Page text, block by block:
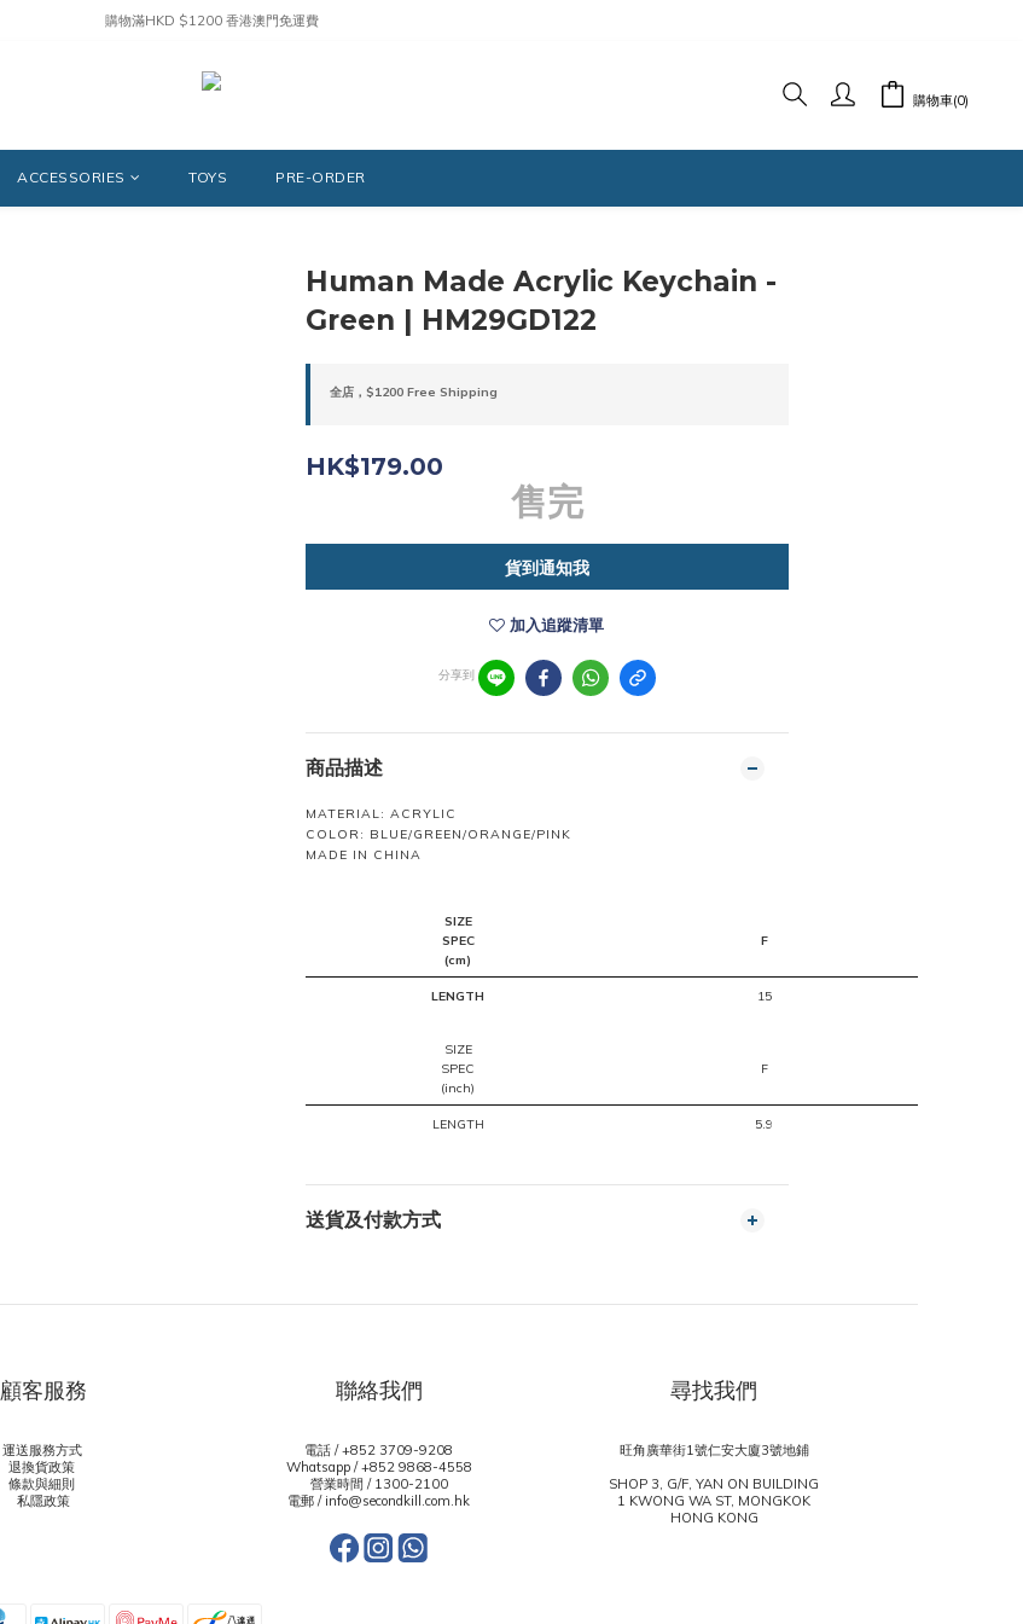
購物滿HKD $1200 香港澳門免運費
購物車(0)
ACCESSORIES TOYS PRE-ORDER
Human Made Acrylic Keychain -
Green | HM29GD122
全店，$1200 Free Shipping
HK$179.00
售完
貨到通知我
加入追蹤清單
分享到
商品描述
MATERIAL: ACRYLIC
COLOR: BLUE/GREEN/ORANGE/PINK
MADE IN CHINA
SIZE
SPEC
(cm)
F
LENGTH 15
SIZE
SPEC
(inch)
F
LENGTH 5.9
送貨及付款方式
顧客服務
運送服務方式
退換貨政策
條款與細則
私隱政策
聯絡我們
電話 / +852 3709-9208
Whatsapp /+852 9868-4558
營業時間 / 1300-2100
電郵 / info@secondkill.com.hk
尋找我們
旺角廣華街1號仁安大廈3號地鋪
SHOP 3, G/F, YAN ON BUILDING
1 KWONG WA ST, MONGKOK
HONG KONG